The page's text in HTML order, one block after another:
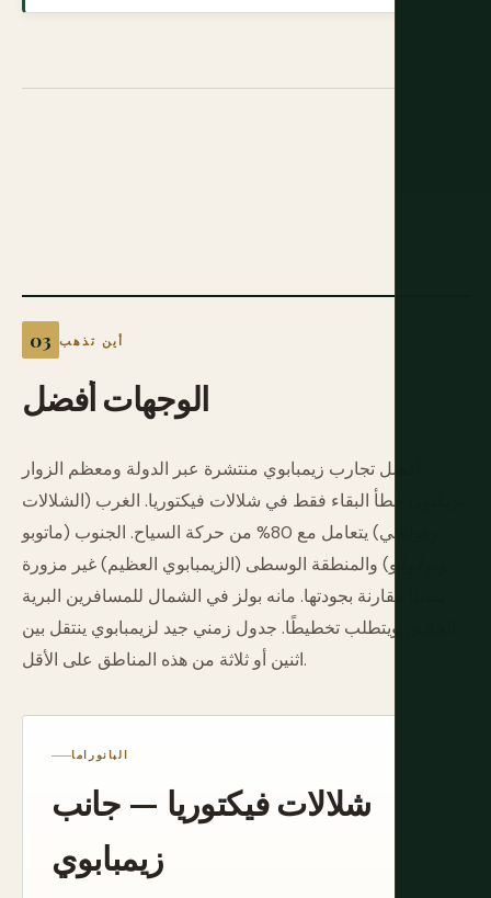
أين تذهب
أفضلالوجهات
أفضل تجارب زيمبابوي منتشرة عبر الدولة ومعظم الزوار
يرتكبون خطأ البقاء فقط في شلالات فيكتوريا. الغرب (الشلالات
وهوانجي) يتعامل مع 80% من حركة السياح. الجنوب (ماتوبو
وبولاوايو) والمنطقة الوسطى (الزيمبابوي العظيم) غير مزورة
نسبيًا مقارنة بجودتها. مانه بولز في الشمال للمسافرين البرية
الجادين ويتطلب تخطيطًا. جدول زمني جيد لزيمبابوي ينتقل بين
اثنين أو ثلاثة من هذه المناطق على الأقل.
البانوراما
شلالات فيكتوريا — جانب
زيمبابوي